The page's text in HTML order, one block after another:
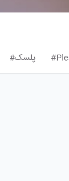
پلسک#